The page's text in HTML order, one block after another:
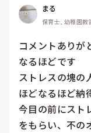
まる
保育士, 幼稚園
コメントありが
なるほどです
ストレスの塊の
ほどなるほど納
今目の前にスト
をもらい、不の